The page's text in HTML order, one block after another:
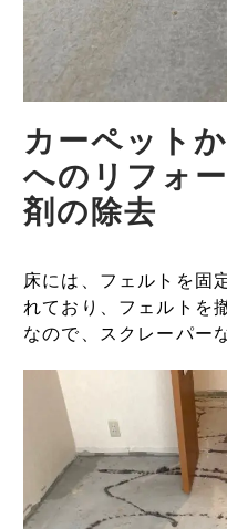
カーペット
へのリフォ
剤の除去
床には、フェルトを固
れており、フェルトを
なので、スクレーパー